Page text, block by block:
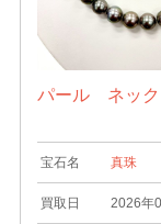
パール ネック
宝石名 真珠
買取日 2026年